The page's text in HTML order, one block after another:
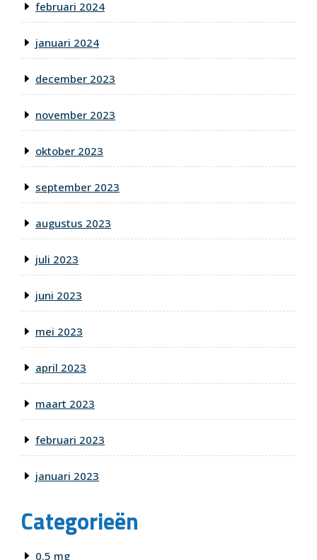
februari 2024
januari 2024
december 2023
november 2023
oktober 2023
september 2023
augustus 2023
juli 2023
juni 2023
mei 2023
april 2023
maart 2023
februari 2023
januari 2023
Categorieën
0.5 mg